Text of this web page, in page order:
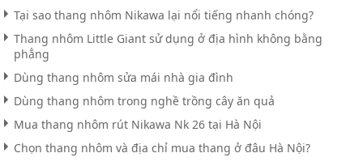
Tại sao thang nhôm Nikawa lại nổi tiếng nhanh chóng?
Thang nhôm Little Giant sử dụng ở địa hình không bằng
phẳng
Dùng thang nhôm sửa mái nhà gia đình
Dùng thang nhôm trong nghề trồng cây ăn quả
Mua thang nhôm rút Nikawa Nk 26 tại Hà Nội
Chọn thang nhôm và địa chỉ mua thang ở đâu Hà Nội?